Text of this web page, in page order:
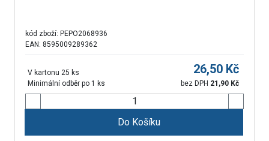
kód zboží: PEPO2068936
EAN: 8595009289362
V kartonu 25 ks
Minimální odběr po 1 ks
26,50 Kč
bez DPH 21,90 Kč
Do Košíku